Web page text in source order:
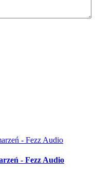
- Fezz Audio